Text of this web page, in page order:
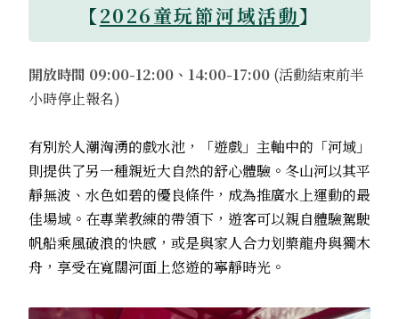
【2026童玩節河域活動】
開放時間 09:00-12:00、14:00-17:00 (活動結束前半
小時停止報名)
有別於人潮洶湧的戲水池，「遊戲」主軸中的「河域」
則提供了另一種親近大自然的舒心體驗。冬山河以其平
靜無波、水色如碧的優良條件，成為推廣水上運動的最
佳場域。在專業教練的帶領下，遊客可以親自體驗駕駛
帆船乘風破浪的快感，或是與家人合力划槳龍舟與獨木
舟，享受在寬闊河面上悠遊的寧靜時光。